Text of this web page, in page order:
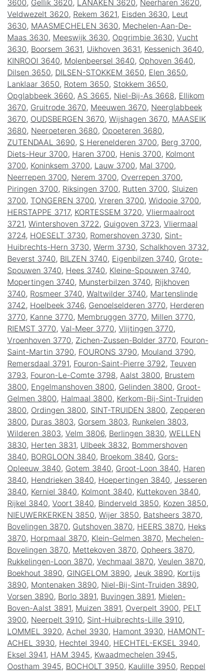
3600, Gellik 3620, LANAKEN 3620, Neerharen 3620,
Veldwezelt 3620, Rekem 3621, Eisden 3630, Leut
3630, MAASMECHELEN 3630, Mechelen-Aan-De-
Maas 3630, Meeswijk 3630, Opgrimbie 3630, Vucht
3630, Boorsem 3631, Uikhoven 3631, Kessenich 3640,
KINROOI 3640, Molenbeersel 3640, Ophoven 3640,
Dilsen 3650, DILSEN-STOKKEM 3650, Elen 3650,
Lanklaar 3650, Rotem 3650, Stokkem 3650,
Opglabbeek 3660, AS 3665, Niel-Bij-As 3668, Ellikom
3670, Gruitrode 3670, Meeuwen 3670, Neerglabbeek
3670, OUDSBERGEN 3670, Wijshagen 3670, MAASEIK
3680, Neeroeteren 3680, Opoeteren 3680,
ZUTENDAAL 3690, S Herenelderen 3700, Berg 3700,
Diets-Heur 3700, Haren 3700, Henis 3700, Kolmont
3700, Koninksem 3700, Lauw 3700, Mal 3700,
Neerrepen 3700, Nerem 3700, Overrepen 3700,
Piringen 3700, Riksingen 3700, Rutten 3700, Sluizen
3700, TONGEREN 3700, Vreren 3700, Widooie 3700,
HERSTAPPE 3717, KORTESSEM 3720, Vliermaalroot
3721, Wintershoven 3722 , Guigoven 3723, Vliermaal
3724, HOESELT 3730, Romershoven 3730, Sint-
Huibrechts-Hern 3730, Werm 3730, Schalkhoven 3732 ,
Beverst 3740, BILZEN 3740, Eigenbilzen 3740, Grote-
Spouwen 3740, Hees 3740, Kleine-Spouwen 3740,
Mopertingen 3740, Munsterbilzen 3740, Rijkhoven
3740, Rosmeer 3740, Waltwilder 3740, Martenslinde
3742 , Hoelbeek 3746, Genoelselderen 3770, Herderen
3770, Kanne 3770, Membruggen 3770, Millen 3770,
RIEMST 3770, Val-Meer 3770, Vlijtingen 3770,
Vroenhoven 3770, Zichen-Zussen-Bolder 3770, Fouron-
Saint-Martin 3790, FOURONS 3790, Mouland 3790,
Remersdaal 3791, Fouron-Saint-Pierre 3792 , Teuven
3793, Fouron-Le-Comte 3798, Aalst 3800, Brustem
3800, Engelmanshoven 3800, Gelinden 3800, Groot-
Gelmen 3800, Halmaal 3800, Kerkom-Bij-Sint-Truiden
3800, Ordingen 3800, SINT-TRUIDEN 3800, Zepperen
3800, Duras 3803, Gorsem 3803, Runkelen 3803,
Wilderen 3803, Velm 3806, Berlingen 3830, WELLEN
3830, Herten 3831, Ulbeek 3832 , Bommershoven
3840, BORGLOON 3840, Broekom 3840, Gors-
Opleeuw 3840, Gotem 3840, Groot-Loon 3840, Haren
3840, Hendrieken 3840, Hoepertingen 3840, Jesseren
3840, Kerniel 3840, Kolmont 3840, Kuttekoven 3840,
Rijkel 3840, Voort 3840, Binderveld 3850, Kozen 3850,
NIEUWERKERKEN 3850, Wijer 3850, Batsheers 3870,
Bovelingen 3870, Gutshoven 3870, HEERS 3870, Heks
3870, Horpmaal 3870, Klein-Gelmen 3870, Mechelen-
Bovelingen 3870, Mettekoven 3870, Opheers 3870,
Rukkelingen-Loon 3870, Vechmaal 3870, Veulen 3870,
Boekhout 3890, GINGELOM 3890, Jeuk 3890, Kortijs
3890, Montenaken 3890, Niel-Bij-Sint-Truiden 3890,
Vorsen 3890, Borlo 3891, Buvingen 3891, Mielen-
Boven-Aalst 3891, Muizen 3891, Overpelt 3900, PELT
3900, Neerpelt 3910, Sint-Huibrechts-Lille 3910,
LOMMEL 3920, Achel 3930, Hamont 3930, HAMONT-
ACHEL 3930, Hechtel 3940, HECHTEL-EKSEL 3940,
Eksel 3941, HAM 3945, Kwaadmechelen 3945,
Oostham 3945, BOCHOLT 3950, Kaulille 3950, Reppel